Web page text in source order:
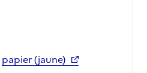
papier (jaune)